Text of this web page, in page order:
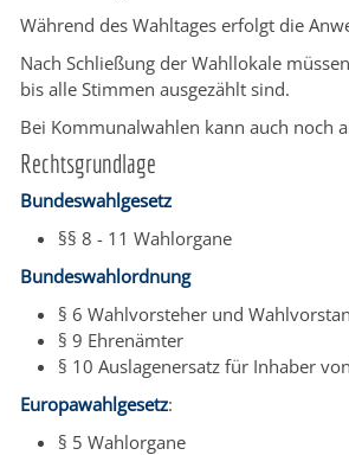
Während des Wahltages erfolgt die
Nach Schließung der Wahllokale
bis alle Stimmen ausgezählt sind.
Bei Kommunalwahlen kann auch noch
Rechtsgrundlage
Bundeswahlgesetz
§§ 8 - 11 Wahlorgane
Bundeswahlordnung
§ 6 Wahlvorsteher und
§ 9 Ehrenämter
§ 10 Auslagenersatz für Inhaber
Europawahlgesetz:
§ 5 Wahlorgane